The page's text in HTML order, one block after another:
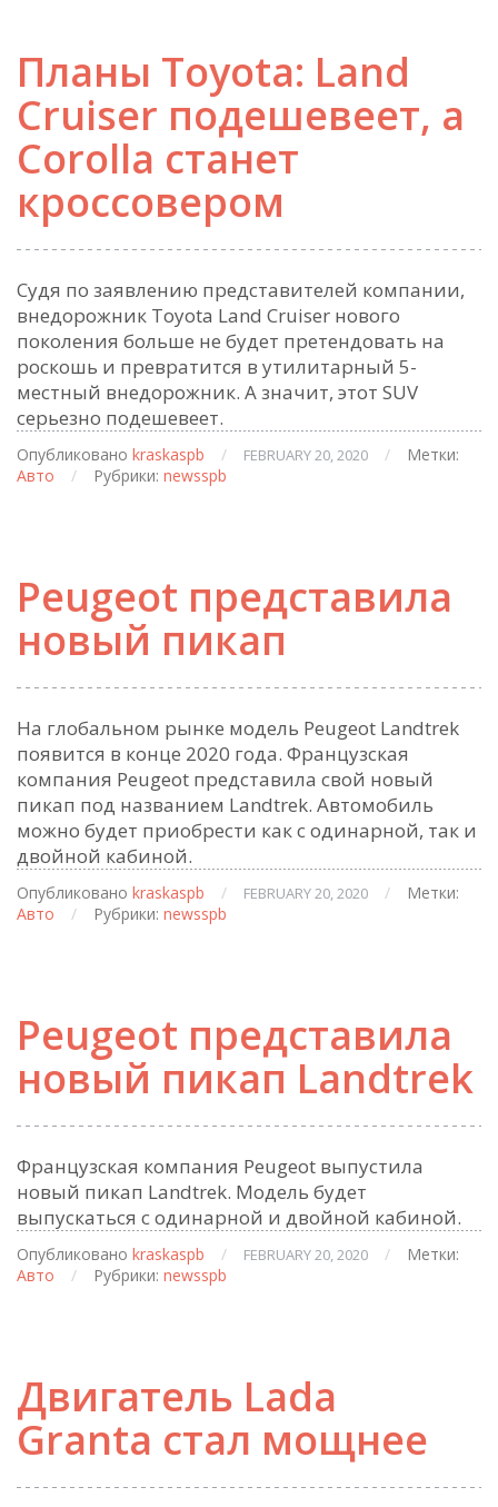
Планы Toyota: Land
Cruiser подешевеет, а
Corolla станет
кроссовером
Судя по заявлению представителей компании,
внедорожник Toyota Land Cruiser нового
поколения больше не будет претендовать на
роскошь и превратится в утилитарный 5-
местный внедорожник. А значит, этот SUV
серьезно подешевеет.
Опубликовано kraskaspb / FEBRUARY 20, 2020 /
Метки:
Авто
/ Рубрики: newsspb
Peugeot представила
новый пикап
На глобальном рынке модель Peugeot Landtrek
появится в конце 2020 года. Французская
компания Peugeot представила свой новый
пикап под названием Landtrek. Автомобиль
можно будет приобрести как с одинарной, так и
двойной кабиной.
Опубликовано kraskaspb / FEBRUARY 20, 2020 /
Метки:
Авто
/ Рубрики: newsspb
Peugeot представила
новый пикап Landtrek
Французская компания Peugeot выпустила
новый пикап Landtrek. Модель будет
выпускаться с одинарной и двойной кабиной.
Опубликовано kraskaspb / FEBRUARY 20, 2020 /
Метки:
Авто
/ Рубрики: newsspb
Двигатель Lada
Granta стал мощнее